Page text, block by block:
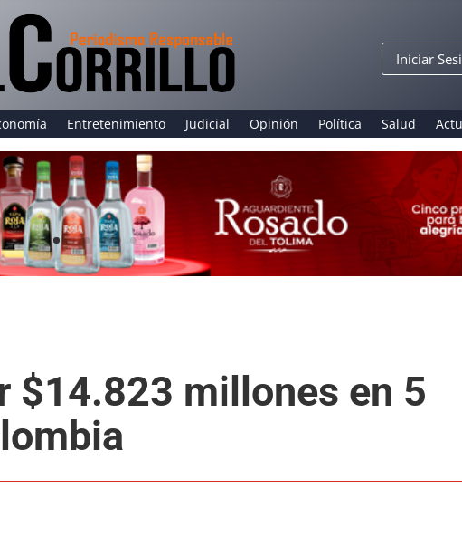
Iniciar
Entretenimiento Judicial Opinión Política Salud
$14.823 millones en 5